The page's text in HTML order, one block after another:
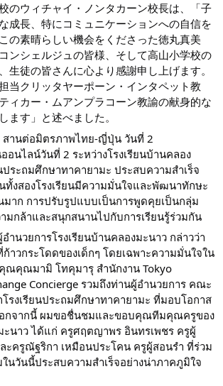
のウィチャイ・ノンタカーン校長は、「子
成長、特にコミュニケーションへの自信を
の素晴らしい機会をくださった徳丸真美
ンシェルジュの皆様、そして高山小学校の
生徒の皆さんに心より感謝申し上げます。
当クリッタヤーポーン・インタペット教
ィカー・ムアンプラコーン教諭の献身的な
ます」と述べました。
สานต่อมิตรภาพไทย-ญี่ปุ่น วันที่ 2
อนไลน์วันที่ 2 ระหว่างโรงเรียนบ้านคลอง
ประถมศึกษาทาคายามะ ประสบความสำเร็จ
ทั้งสองโรงเรียนมีความมั่นใจและพัฒนาทักษะ
าก การปรับรูปแบบเป็นการพูดคุยเป็นกลุ่ม
มกล้าและสนุกสนานไปกับการเรียนรู้ร่วมกัน
ำนวยการโรงเรียนบ้านคลองมะนาว กล่าวว่า
าวกระโดดของเด็กๆ โดยเฉพาะความมั่นใจใน
ณคุณมามิ โทคุมารุ สำนักงาน Tokyo
Concierge รวมถึงท่านผู้อำนวยการ คณะ
รงเรียนประถมศึกษาทาคายามะ ที่มอบโอกาส
กจากนี้ ผมขอชื่นชมและขอบคุณทีมคุณครูของ
ะนาว ได้แก่ ครูศฤตญาพร อินทรเพชร ครูผู้
ะครูณัฐริกา เหมือนประโคน ครูผู้สอนรำ ที่ร่วม
นวันนี้ประสบความสำเร็จอย่างน่าภาคภูมิใจ